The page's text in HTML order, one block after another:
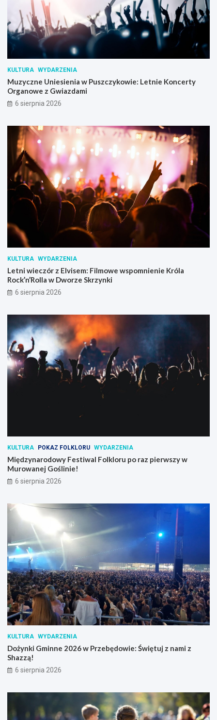
KULTURA WYDARZENIA
Muzyczne Uniesienia w Puszczykowie: Letnie Koncerty
Organowe z Gwiazdami
6 sierpnia 2026
KULTURA WYDARZENIA
Letni wieczór z Elvisem: Filmowe wspomnienie Króla
Rock’n’Rolla w Dworze Skrzynki
6 sierpnia 2026
KULTURA POKAZ FOLKLORU WYDARZENIA
Międzynarodowy Festiwal Folkloru po raz pierwszy w
Murowanej Goślinie!
6 sierpnia 2026
KULTURA WYDARZENIA
Dożynki Gminne 2026 w Przebędowie: Świętuj z nami z
Shazzą!
6 sierpnia 2026